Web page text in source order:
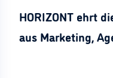
HORIZONT ehrt
aus Marketing,